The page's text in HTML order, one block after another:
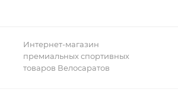
Интернет-магазин
премиальных спортивных
товаров Велосаратов